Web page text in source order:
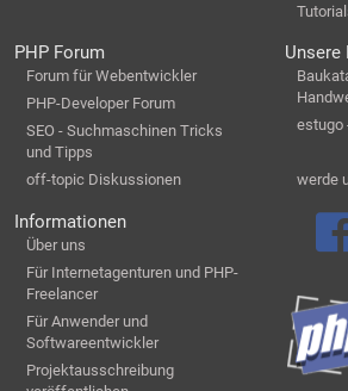
PHP Forum
Forum für Webentwickler
PHP-Developer Forum
SEO - Suchmaschinen Tricks
und Tipps
off-topic Diskussionen
Unsere
estugo
werde
Informationen
Über uns
Für Internetagenturen und PHP-
Freelancer
Für Anwender und
Softwareentwickler
Projektausschreibung